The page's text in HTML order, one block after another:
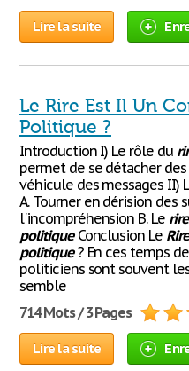
Lire la suite
Le Rire Est Il Un
Politique ?
Introduction I) Le rôle du
permet de se détacher
véhicule des messages II)
A. Tourner en dérision des
l'incompréhension B. Le rire
politiqueConclusion Le Rire
politique? En ces temps
politiciens sont souvent
semble
714 Mots / 3 Pages
Lire la suite